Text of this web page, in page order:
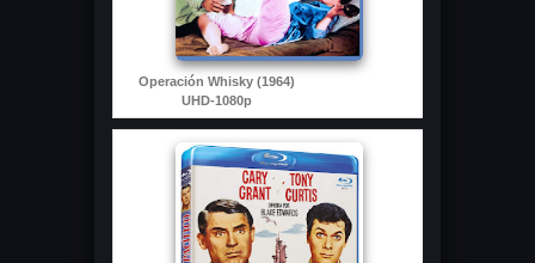
Operación Whisky (1964)
UHD-1080p